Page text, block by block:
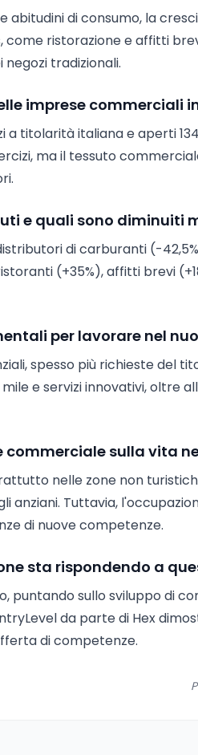
abitudini di consumo, la
ristorazione e affitti
negozi tradizionali.
imprese commerciali
a titolarità italiana e aperti
ma il tessuto
e quali sono diminuiti
di carburanti (-
(+35%), affitti brevi
per lavorare nel
spesso più richieste del
e servizi innovativi, oltre
sulla vita
nelle zone non
anziani. Tuttavia,
di nuove competenze.
sta rispondendo a
puntando sullo sviluppo di
da parte di Hex
di competenze.